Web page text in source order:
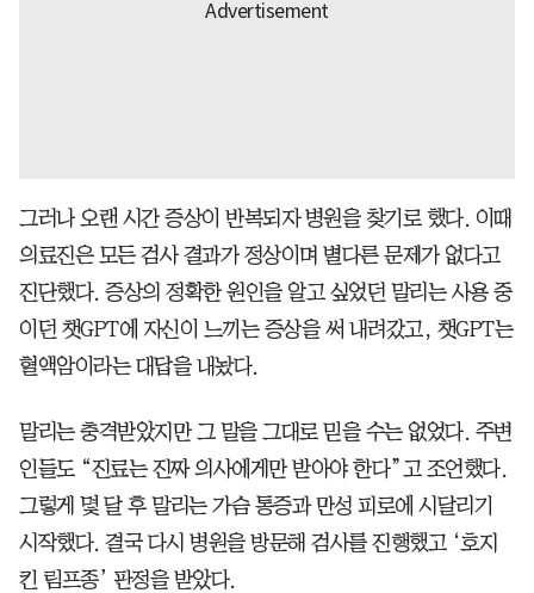
그러나 오랜 시간 증상이 반복되자 병원을 찾기로 했다. 이때
의료진은 모든 검사 결과가 정상이며 별다른 문제가 없다고
진단했다. 증상의 정확한 원인을 알고 싶었던 말리는 사용 중
이던 챗GPT에 자신이 느끼는 증상을 써 내려갔고, 챗GPT는
혈액암이라는 대답을 내놨다.
말리는 충격받았지만 그 말을 그대로 믿을 수는 없었다. 주변
인들도 “진료는 진짜 의사에게만 받아야 한다”고 조언했다.
그렇게 몇 달 후 말리는 가슴 통증과 만성 피로에 시달리기
시작했다. 결국 다시 병원을 방문해 검사를 진행했고 ‘호지
킨 림프종’ 판정을 받았다.